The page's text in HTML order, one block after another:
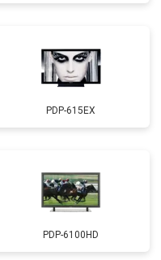
PDP-615EX
PDP-6100HD